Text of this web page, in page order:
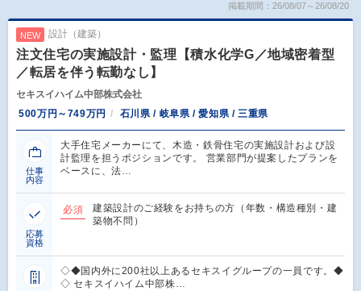
掲載期間：26/08/07～26/08/20
NEW 設計（建築）
注文住宅の実施設計・監理【積水化学G／地域密着型
／転居を伴う転勤なし】
セキスイハイム中部株式会社
500万円～749万円
石川県 / 岐阜県 / 愛知県 / 三重県
仕事
内容
大手住宅メーカーにて、木造・鉄骨住宅の実施設計および設
計監理を担うポジションです。 営業部門が提案したプランを
ベースに、法…
応募
資格
必須
建築設計のご経験をお持ちの方（年数・構造種別・建
築物不問）
◇◆国内外に200社以上あるセキスイグループの一員です。◆
◇ セキスイハイム中部株…